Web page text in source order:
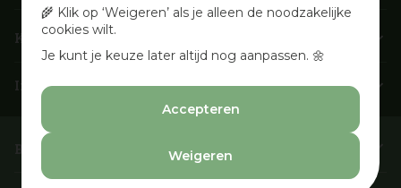
🌾 Klik op ‘Weigeren’ als je alleen de noodzakelijke
cookies wilt.
Je kunt je keuze later altijd nog aanpassen. 🌼
Accepteren
Weigeren
Klantenservice
Info & openingstijden